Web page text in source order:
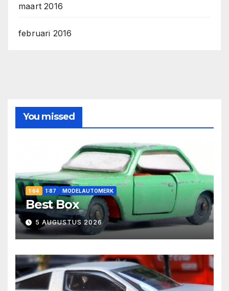
maart 2016
februari 2016
You missed
1:64 1:87 MODELAUTOMERK
Best Box
5 AUGUSTUS 2026